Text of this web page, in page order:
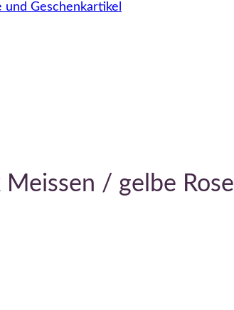
und Geschenkartikel
/ gelbe Rose